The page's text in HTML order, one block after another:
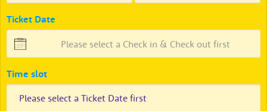
the
down
arrow
key
to
interact
down
arrow
key
the
Ticket Date
the
down
arrow
Time slot